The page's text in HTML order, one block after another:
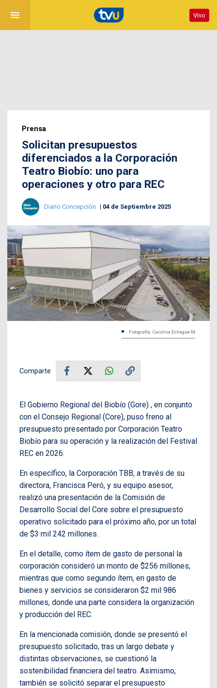
menu Vivo
Prensa
Solicitan presupuestos
diferenciados a la Corporación
Teatro Biobío: uno para
operaciones y otro para REC
Diario Concepción 04 de Septiembre 2025
Fotografía: Carolina Echagüe M
Comparte
El Gobierno Regional del Biobío (Gore) , en conjunto
con el Consejo Regional (Core), puso freno al
presupuesto presentado por Corporación Teatro
Biobío para su operación y la realización del Festival
REC en 2026.
En específico, la Corporación TBB, a través de su
directora, Francisca Peró, y su equipo asesor,
realizó una presentación de la Comisión de
Desarrollo Social del Core sobre el presupuesto
operativo solicitado para el próximo año, por un total
de $3 mil 242 millones.
En el detalle, como ítem de gasto de personal la
corporación consideró un monto de $256 millones;
mientras que como segundo ítem, en gasto de
bienes y servicios se consideraron $2 mil 986
millones, donde una parte considera la organización
y producción del REC.
En la mencionada comisión, donde se presentó el
presupuesto solicitado, tras un largo debate y
distintas observaciones, se cuestionó la
sostenibilidad financiera del teatro. Asimismo,
también se solicitó separar el presupuesto